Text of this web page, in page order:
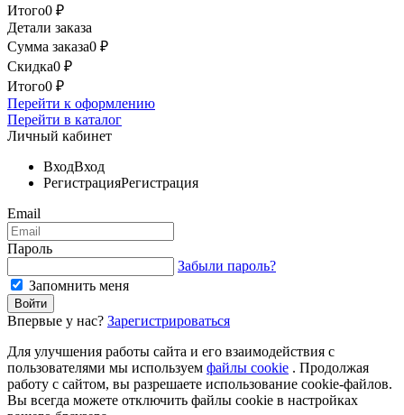
Итого0 ₽
Детали заказа
Сумма заказа0 ₽
Скидка0 ₽
Итого0 ₽
Перейти к оформлению
Перейти в каталог
Личный кабинет
ВходВход
РегистрацияРегистрация
Email
Пароль
Забыли пароль?
Запомнить меня
Впервые у нас? Зарегистрироваться
Для улучшения работы сайта и его взаимодействия с
пользователями мы используем файлы cookie . Продолжая
работу с сайтом, вы разрешаете использование cookie-файлов.
Вы всегда можете отключить файлы cookie в настройках